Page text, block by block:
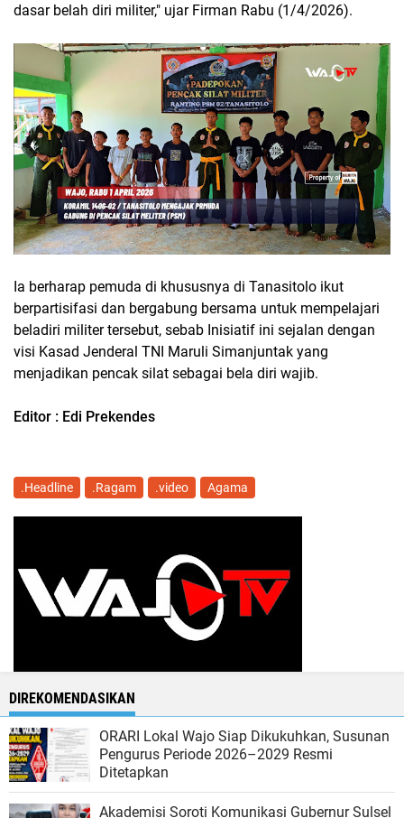
dasar belah diri militer," ujar Firman Rabu (1/4/2026).
Ia berharap pemuda di khususnya di Tanasitolo ikut
berpartisifasi dan bergabung bersama untuk mempelajari
beladiri militer tersebut, sebab Inisiatif ini sejalan dengan
visi Kasad Jenderal TNI Maruli Simanjuntak yang
menjadikan pencak silat sebagai bela diri wajib.
Editor : Edi Prekendes
.Headline .Ragam .video Agama
DIREKOMENDASIKAN
ORARI Lokal Wajo Siap Dikukuhkan, Susunan
Pengurus Periode 2026–2029 Resmi
Ditetapkan
Akademisi Soroti Komunikasi Gubernur Sulsel